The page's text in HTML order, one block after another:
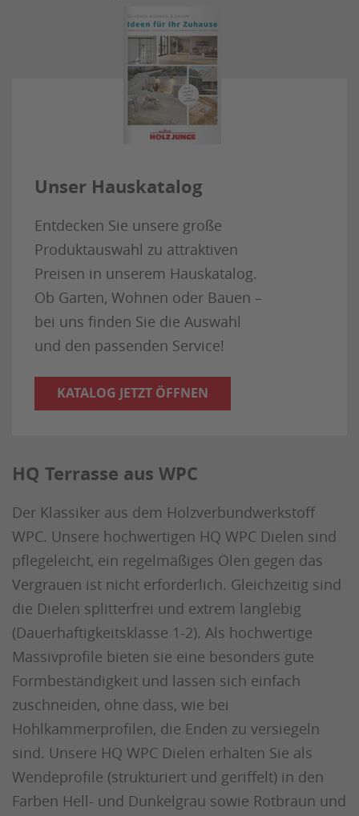
Unser Hauskatalog
Entdecken Sie unsere große
Produktauswahl zu attraktiven
Preisen in unserem Hauskatalog.
Ob Garten, Wohnen oder Bauen –
bei uns finden Sie die Auswahl
und den passenden Service!
KATALOG JETZT ÖFFNEN
HQ Terrasse aus WPC
Der Klassiker aus dem Holzverbundwerkstoff
WPC. Unsere hochwertigen HQ WPC Dielen sind
pflegeleicht, ein regelmäßiges Ölen gegen das
Vergrauen ist nicht erforderlich. Gleichzeitig sind
die Dielen splitterfrei und extrem langlebig
(Dauerhaftigkeitsklasse 1-2). Als hochwertige
Massivprofile bieten sie eine besonders gute
Formbeständigkeit und lassen sich einfach
zuschneiden, ohne dass, wie bei
Hohlkammerprofilen, die Enden zu versiegeln
sind. Unsere HQ WPC Dielen erhalten Sie als
Wendeprofile (strukturiert und geriffelt) in den
Farben Hell- und Dunkelgrau sowie Rotbraun und